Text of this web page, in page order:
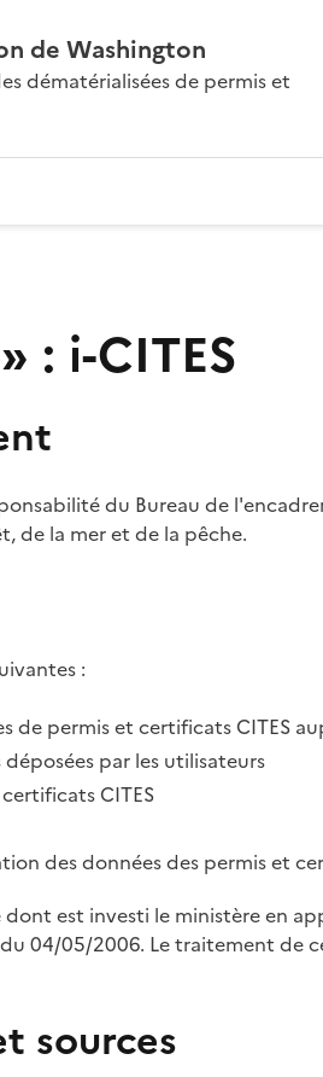
de Washington
dématérialisées de permis et
: i-CITES
du Bureau de
de la mer et de la pêche.
:
de permis et certificats CITES
par les utilisateurs
CITES
des données des permis et
est investi le ministère en
04/05/2006. Le traitement
sources